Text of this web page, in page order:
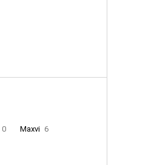
0 Maxvi 6